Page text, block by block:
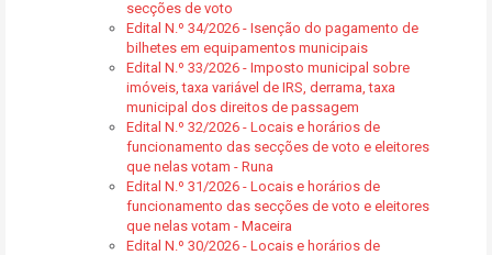
secções de voto
Edital N.º 34/2026 - Isenção do pagamento de
bilhetes em equipamentos municipais
Edital N.º 33/2026 - Imposto municipal sobre
imóveis, taxa variável de IRS, derrama, taxa
municipal dos direitos de passagem
Edital N.º 32/2026 - Locais e horários de
funcionamento das secções de voto e eleitores
que nelas votam - Runa
Edital N.º 31/2026 - Locais e horários de
funcionamento das secções de voto e eleitores
que nelas votam - Maceira
Edital N.º 30/2026 - Locais e horários de